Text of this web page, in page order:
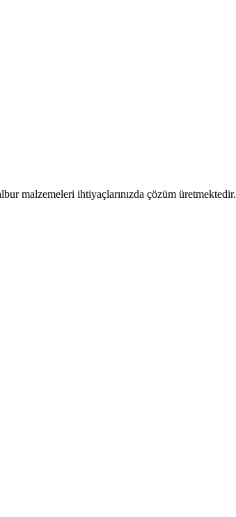
malzemeleri ihtiyaçlarınızda çözüm üretmektedir.